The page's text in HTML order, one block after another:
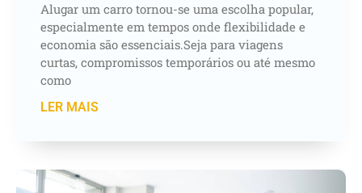
Alugar um carro tornou-se uma escolha popular,
especialmente em tempos onde flexibilidade e
economia são essenciais.Seja para viagens
curtas, compromissos temporários ou até mesmo
como
LER MAIS